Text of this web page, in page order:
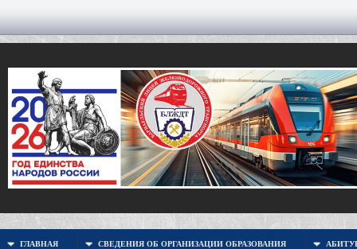
ГЛАВНАЯ СВЕДЕНИЯ ОБ ОРГАНИЗАЦИИ ОБРАЗОВАНИЯ